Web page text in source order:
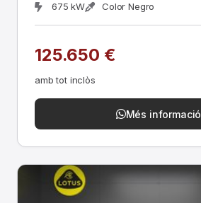
675 kW
Color Negro
125.650 €
amb tot inclòs
Més informació